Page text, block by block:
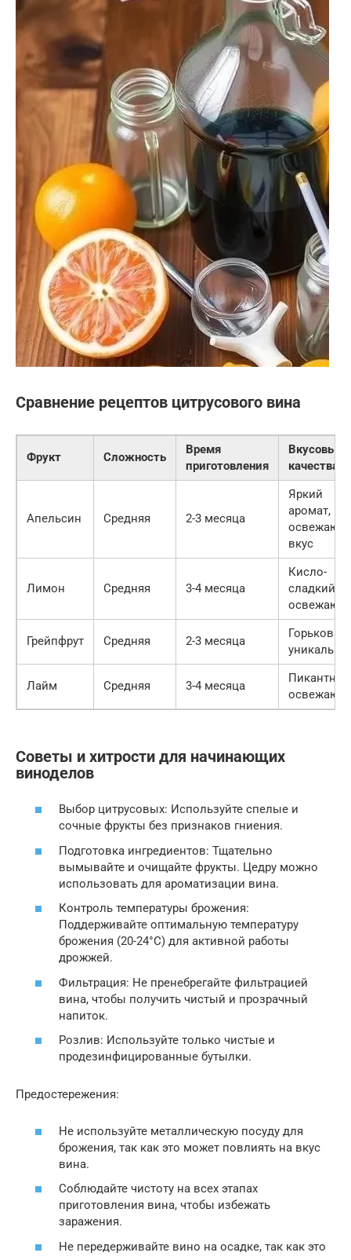
Сравнение рецептов цитрусового вина
Фрукт Сложность
Время
приготовления
Вкусовые
качества
Апельсин Средняя 2-3 месяца
Яркий
аромат,
вкус
Лимон Средняя 3-4 месяца
Кисло-
сладкий,
Грейпфрут Средняя 2-3 месяца
Лайм Средняя 3-4 месяца
Советы и хитрости для начинающих
виноделов
Выбор цитрусовых: Используйте спелые и
сочные фрукты без признаков гниения.
Подготовка ингредиентов: Тщательно
вымывайте и очищайте фрукты. Цедру можно
использовать для ароматизации вина.
Контроль температуры брожения:
Поддерживайте оптимальную температуру
брожения (20-24°C) для активной работы
дрожжей.
Фильтрация: Не пренебрегайте фильтрацией
вина, чтобы получить чистый и прозрачный
напиток.
Розлив: Используйте только чистые и
продезинфицированные бутылки.
Предостережения:
Не используйте металлическую посуду для
брожения, так как это может повлиять на вкус
вина.
Соблюдайте чистоту на всех этапах
приготовления вина, чтобы избежать
заражения.
Не передерживайте вино на осадке, так как это